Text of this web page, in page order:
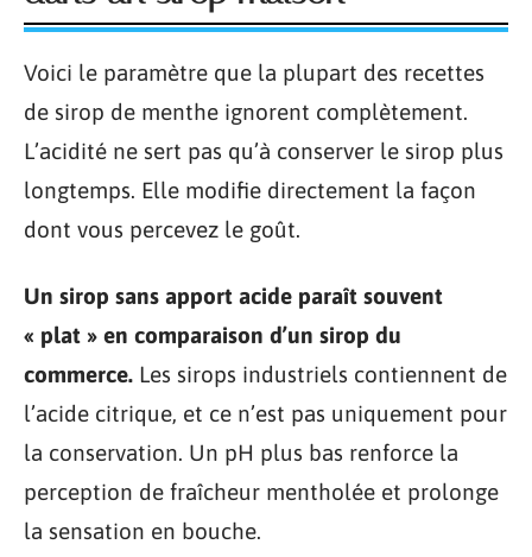
Voici le paramètre que la plupart des recettes
de sirop de menthe ignorent complètement.
L’acidité ne sert pas qu’à conserver le sirop plus
longtemps. Elle modifie directement la façon
dont vous percevez le goût.
Un sirop sans apport acide paraît souvent
« plat » en comparaison d’un sirop du
commerce. Les sirops industriels contiennent de
l’acide citrique, et ce n’est pas uniquement pour
la conservation. Un pH plus bas renforce la
perception de fraîcheur mentholée et prolonge
la sensation en bouche.